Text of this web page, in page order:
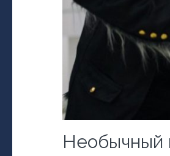
Необычный